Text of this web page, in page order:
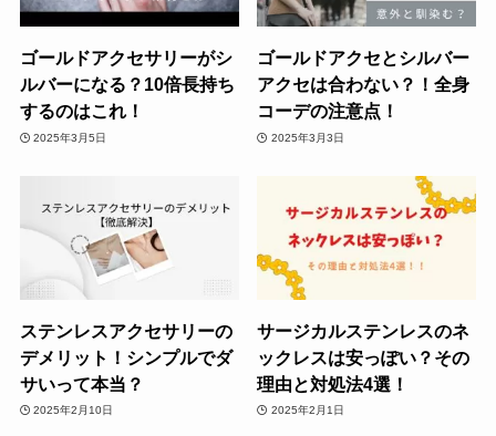
ゴールドアクセサリーがシ
ルバーになる？10倍長持ち
するのはこれ！
2025年3月5日
ゴールドアクセとシルバー
アクセは合わない？！全身
コーデの注意点！
2025年3月3日
ステンレスアクセサリーの
デメリット！シンプルでダ
サいって本当？
2025年2月10日
サージカルステンレスのネ
ックレスは安っぽい？その
理由と対処法4選！
2025年2月1日